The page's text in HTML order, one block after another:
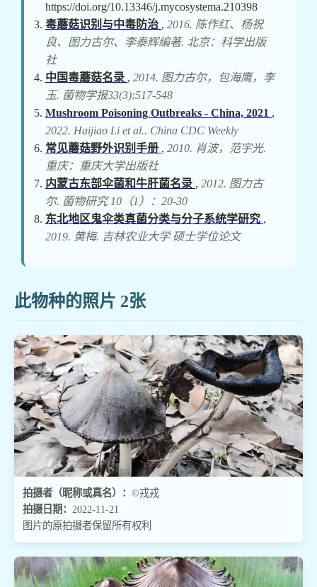
https://doi.org/10.13346/j.mycosystema.210398
毒蘑菇识别与中毒防治 , 2016. 陈作红、杨祝
良、图力古尔、李泰辉编著. 北京：科学出版
社
中国毒蘑菇名录 , 2014. 图力古尔，包海鹰，李
玉. 菌物学报33(3):517-548
Mushroom Poisoning Outbreaks - China, 2021 ,
2022. Haijiao Li et al.. China CDC Weekly
常见蘑菇野外识别手册 , 2010. 肖波，范宇光.
重庆：重庆大学出版社
内蒙古东部伞菌和牛肝菌名录 , 2012. 图力古
尔. 菌物研究 10（1）：20-30
东北地区鬼伞类真菌分类与分子系统学研究 ,
2019. 黄梅. 吉林农业大学 硕士学位论文
此物种的照片 2张
拍摄者（昵称或真名）： ©戎戎
拍摄日期： 2022-11-21
图片的原拍摄者保留所有权利